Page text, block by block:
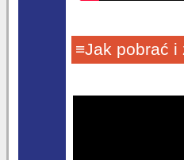
≡Jak pobrać i